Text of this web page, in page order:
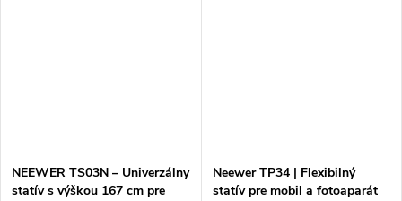
NEEWER TS03N – Univerzálny
statív s výškou 167 cm pre
Neewer TP34 | Flexibilný
statív pre mobil a fotoaparát